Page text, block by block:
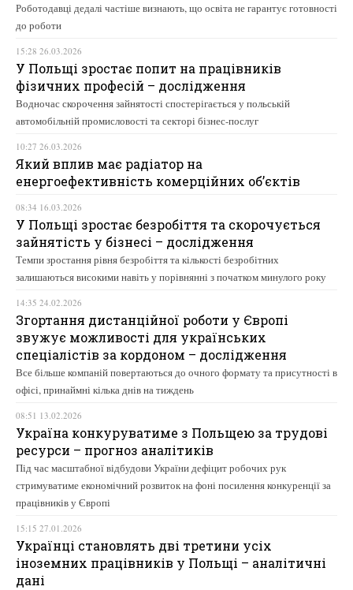
Роботодавці дедалі частіше визнають, що освіта не гарантує готовності
до роботи
15:28 26.03.2026
У Польщі зростає попит на працівників
фізичних професій – дослідження
Водночас скорочення зайнятості спостерігається у польській
автомобільній промисловості та секторі бізнес-послуг
10:27 26.03.2026
Який вплив має радіатор на
енергоефективність комерційних об’єктів
08:34 16.03.2026
У Польщі зростає безробіття та скорочується
зайнятість у бізнесі – дослідження
Темпи зростання рівня безробіття та кількості безробітних
залишаються високими навіть у порівнянні з початком минулого року
14:35 24.02.2026
Згортання дистанційної роботи у Європі
звужує можливості для українських
спеціалістів за кордоном – дослідження
Все більше компаній повертаються до очного формату та присутності в
офісі, принаймні кілька днів на тиждень
08:51 13.02.2026
Україна конкуруватиме з Польщею за трудові
ресурси – прогноз аналітиків
Під час масштабної відбудови України дефіцит робочих рук
стримуватиме економічний розвиток на фоні посилення конкуренції за
працівників у Європі
15:15 27.01.2026
Українці становлять дві третини усіх
іноземних працівників у Польщі – аналітичні
дані